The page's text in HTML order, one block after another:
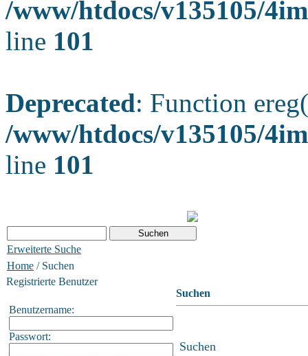
/www/htdocs/v135105/
line 101
Deprecated: Function
/www/htdocs/v135105/
line 101
Erweiterte Suche
Home / Suchen
Registrierte Benutzer
Benutzername:
Passwort:
Suchen
Suchen